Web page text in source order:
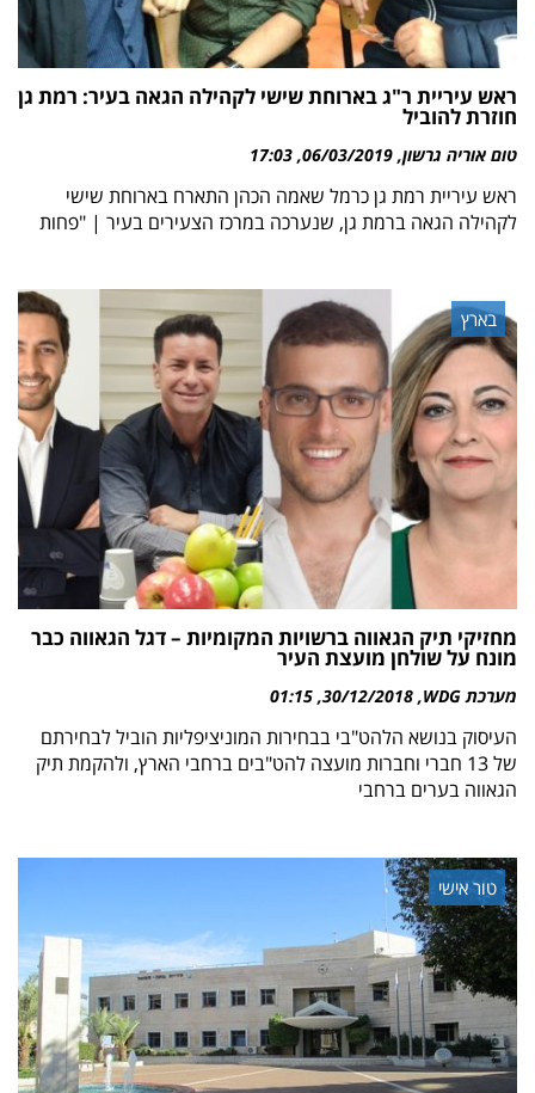
ראש עיריית ר"ג בארוחת שישי לקהילה הגאה בעיר: רמת גן
חוזרת להוביל
טום אוריה גרשון 06/03/2019
17:03
ראש עיריית רמת גן כרמל שאמה הכהן התארח בארוחת שישי
לקהילה הגאה ברמת גן, שנערכה במרכז הצעירים בעיר | "פחות
בארץ
מחזיקי תיק הגאווה ברשויות המקומיות – דגל הגאווה כבר
מונח על שולחן מועצת העיר
מערכת WDG 30/12/2018
01:15
העיסוק בנושא הלהט"בי בבחירות המוניציפליות הוביל לבחירתם
של 13 חברי וחברות מועצה להט"בים ברחבי הארץ, ולהקמת תיק
הגאווה בערים ברחבי
טור אישי